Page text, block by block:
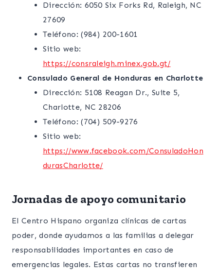
Dirección: 6050 Six Forks Rd, Raleigh, NC
27609
Teléfono: (984) 200-1601
Sitio web:
https://consraleigh.minex.gob.gt/
Consulado General de Honduras en Charlotte
Dirección: 5108 Reagan Dr., Suite 5,
Charlotte, NC 28206
Teléfono: (704) 509-9276
Sitio web:
https://www.facebook.com/ConsuladoHon
durasCharlotte/
Jornadas de apoyo comunitario
El Centro Hispano organiza clínicas de cartas
poder, donde ayudamos a las familias a delegar
responsabilidades importantes en caso de
emergencias legales. Estas cartas no transfieren